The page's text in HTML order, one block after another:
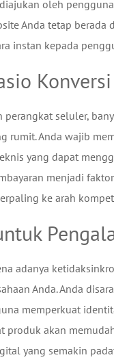
oleh
Anda tetap
instan kepada
seluler,
rumit. Anda wajib
yang dapat
menjadi
ke arah
adanya
Anda. Anda
memperkuat
produk akan
yang semakin